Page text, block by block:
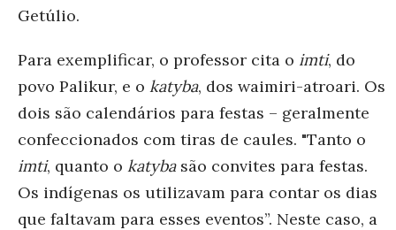
Getúlio.
Para exemplificar, o professor cita o imti, do
povo Palikur, e o katyba, dos waimiri-atroari. Os
dois são calendários para festas – geralmente
confeccionados com tiras de caules. "Tanto o
imti, quanto o katybasão convites para festas.
Os indígenas os utilizavam para contar os dias
que faltavam para esses eventos”. Neste caso, a